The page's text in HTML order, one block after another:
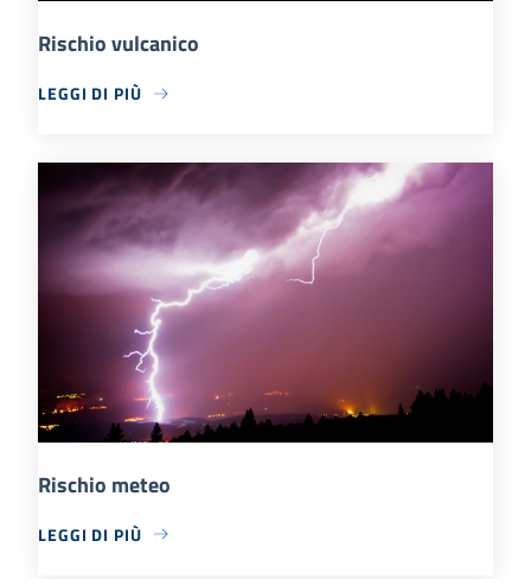
Rischio vulcanico
LEGGI DI PIÙ
Rischio meteo
LEGGI DI PIÙ